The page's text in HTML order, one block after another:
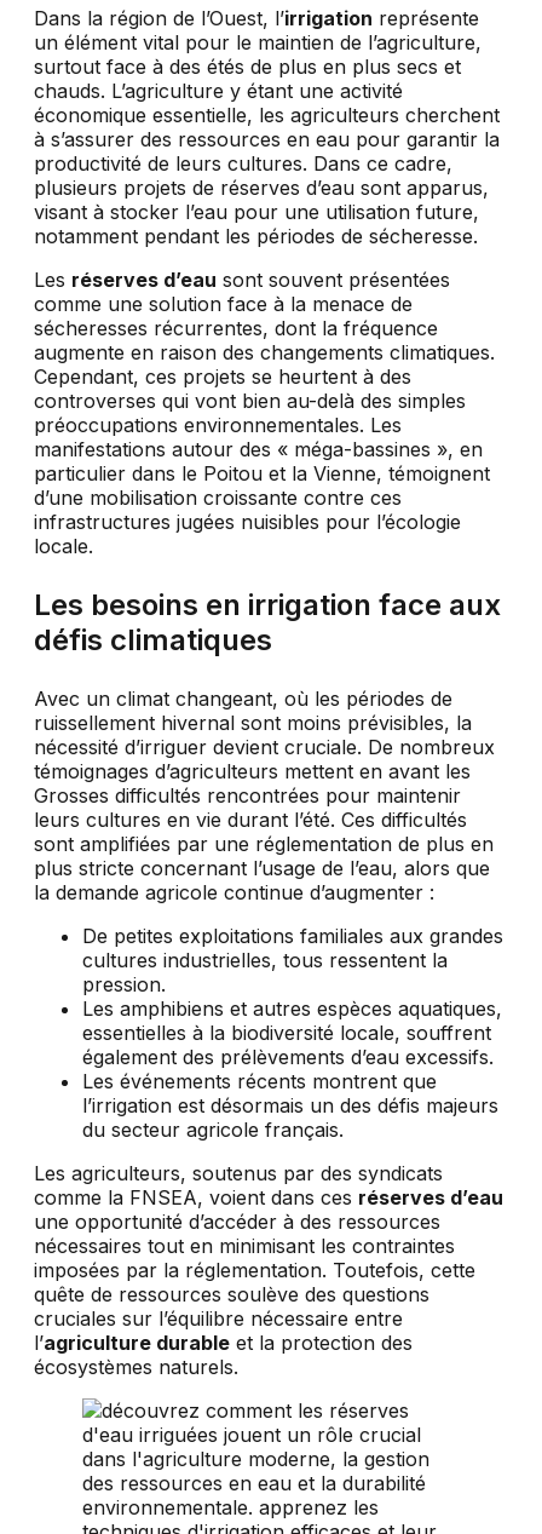
Dans la région de l’Ouest, l’irrigation représente
un élément vital pour le maintien de l’agriculture,
surtout face à des étés de plus en plus secs et
chauds. L’agriculture y étant une activité
économique essentielle, les agriculteurs cherchent
à s’assurer des ressources en eau pour garantir la
productivité de leurs cultures. Dans ce cadre,
plusieurs projets de réserves d’eau sont apparus,
visant à stocker l’eau pour une utilisation future,
notamment pendant les périodes de sécheresse.
Les réserves d’eau sont souvent présentées
comme une solution face à la menace de
sécheresses récurrentes, dont la fréquence
augmente en raison des changements climatiques.
Cependant, ces projets se heurtent à des
controverses qui vont bien au-delà des simples
préoccupations environnementales. Les
manifestations autour des « méga-bassines », en
particulier dans le Poitou et la Vienne, témoignent
d’une mobilisation croissante contre ces
infrastructures jugées nuisibles pour l’écologie
locale.
Les besoins en irrigation face aux
défis climatiques
Avec un climat changeant, où les périodes de
ruissellement hivernal sont moins prévisibles, la
nécessité d’irriguer devient cruciale. De nombreux
témoignages d’agriculteurs mettent en avant les
Grosses difficultés rencontrées pour maintenir
leurs cultures en vie durant l’été. Ces difficultés
sont amplifiées par une réglementation de plus en
plus stricte concernant l’usage de l’eau, alors que
la demande agricole continue d’augmenter :
De petites exploitations familiales aux grandes
cultures industrielles, tous ressentent la
pression.
Les amphibiens et autres espèces aquatiques,
essentielles à la biodiversité locale, souffrent
également des prélèvements d’eau excessifs.
Les événements récents montrent que
l’irrigation est désormais un des défis majeurs
du secteur agricole français.
Les agriculteurs, soutenus par des syndicats
comme la FNSEA, voient dans ces réserves d’eau
une opportunité d’accéder à des ressources
nécessaires tout en minimisant les contraintes
imposées par la réglementation. Toutefois, cette
quête de ressources soulève des questions
cruciales sur l’équilibre nécessaire entre
l’agriculture durable et la protection des
écosystèmes naturels.